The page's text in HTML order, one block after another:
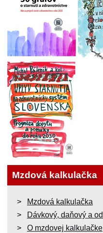
Mzdová kalkulačka
Mzdová kalkulačka
Dávkový, daňový a
O mzdovej kalkulačke